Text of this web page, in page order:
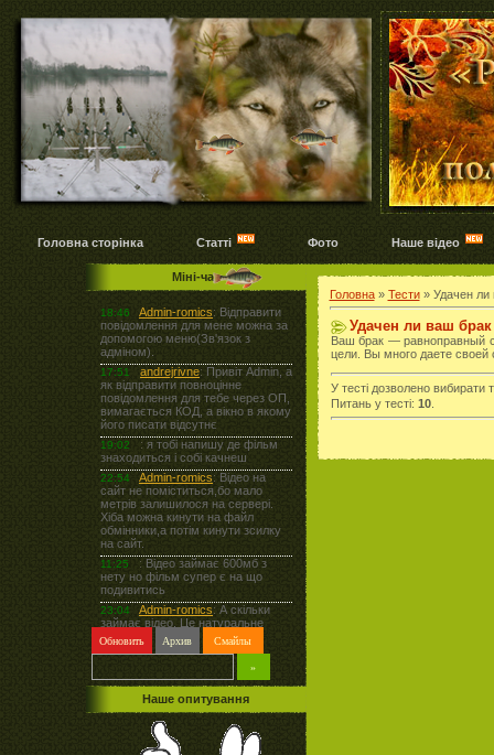
Головна сторінка Статті Фото Наше відео
Міні-чат
Наше опитування
Головна» Тести» Удачен ли
Удачен ли ваш
Ваш брак — равноправный
цели. Вы много даете своей
У тесті дозволено вибирати
Питань у тесті: 10.